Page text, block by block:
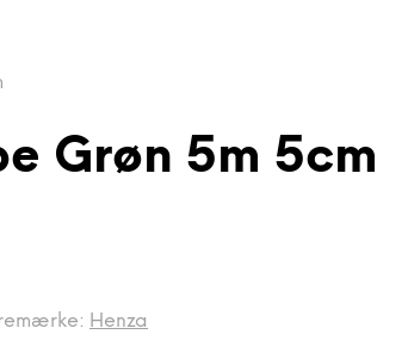
Grøn 5m 5cm
Henza